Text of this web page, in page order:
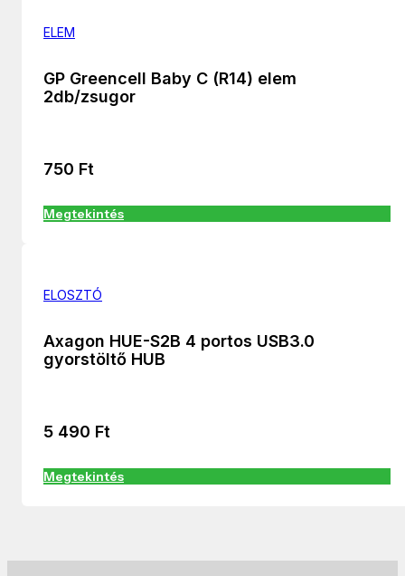
ELEM
GP Greencell Baby C (R14) elem
2db/zsugor
750 Ft
Megtekintés
ELOSZTÓ
Axagon HUE-S2B 4 portos USB3.0
gyorstöltő HUB
5 490 Ft
Megtekintés